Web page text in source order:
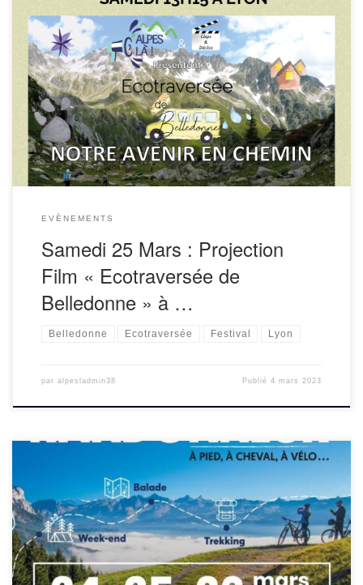
RDV le samedi 25 Mars 2023 pour une projection proposée
à l’occasion du Festival du Voyage Engagé organisé
par l’association On the Green Road suivi d’échanges avec
Vincent Martin, accompagnateur en montagne […]
EVÈNEMENTS
Samedi 25 Mars : Projection
Film « Ecotraversée de
Belledonne » à …
Belledonne Ecotraversée Festival Lyon
par alpesladmin38 Publié4 mars 2023
Venez nous rencontrer et découvrir nos projets autour de la
montagne sans voiture et de la sensibilisation à
l’environnement. Nous présenterons notamment le
mobiguide des « 50 randonnées sans voiture en […]